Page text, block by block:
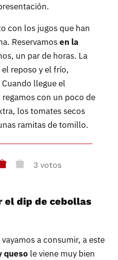
con los jugos que han
Reservamosen la
un par de horas. La
el reposo y el frío,
llegue el
con un poco de
los tomates secos
ramitas de tomillo.
3 votos
el dip de cebollas
a consumir, a este
queso le viene muy bien